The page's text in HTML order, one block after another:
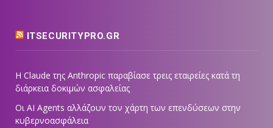
ITSECURITYPRO.GR
Η Claude της Anthropic παραβίασε τρεις εταιρείες κατά τη
διάρκεια δοκιμών ασφαλείας
Οι AI Agents αλλάζουν τον χάρτη των επενδύσεων στην
κυβερνοασφάλεια